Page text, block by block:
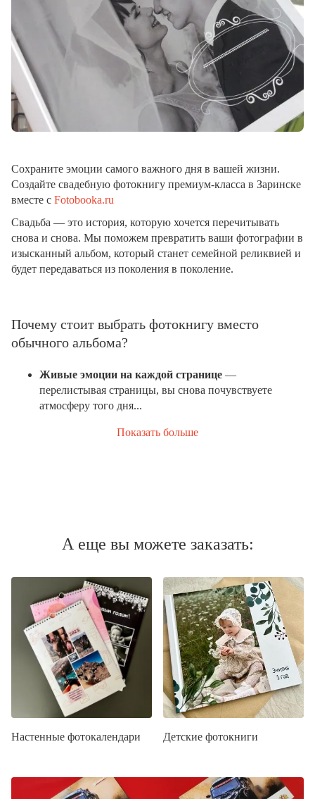
Сохраните эмоции самого важного дня в вашей жизни.
Создайте свадебную фотокнигу премиум-класса в Заринске
вместе с Fotobooka.ru
Свадьба — это история, которую хочется перечитывать
снова и снова. Мы поможем превратить ваши фотографии в
изысканный альбом, который станет семейной реликвией и
будет передаваться из поколения в поколение.
Почему стоит выбрать фотокнигу вместо
обычного альбома?
Живые эмоции на каждой странице —
перелистывая страницы, вы снова почувствуете
атмосферу того дня...
Показать больше
А еще вы можете заказать:
Настенные фотокалендари Детские фотокниги